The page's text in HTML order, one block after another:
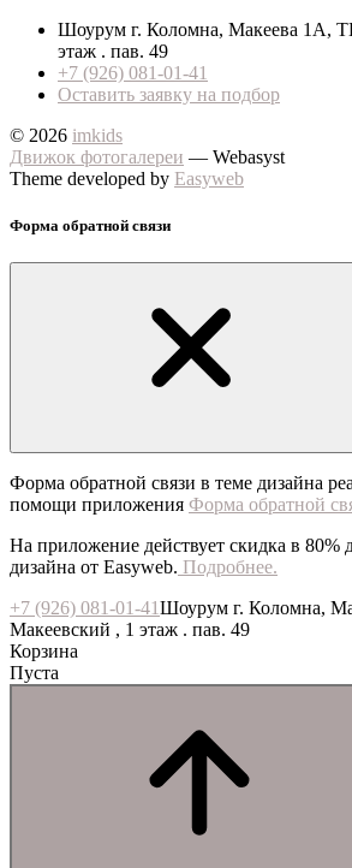
Шоурум г. Коломна, Макеева 1А,
этаж . пав. 49
+7 (926) 081-01-41
Оставить заявку на подбор
© 2026 imkids
Движок фотогалереи — Webasyst
Theme developed by Easyweb
Форма обратной связи
Форма обратной связи в теме дизайна
помощи приложения Форма обратной
На приложение действует скидка в 80%
дизайна от Easyweb. Подробнее.
+7 (926) 081-01-41Шоурум г. Коломна,
Макеевский , 1 этаж . пав. 49
Корзина
Пуста